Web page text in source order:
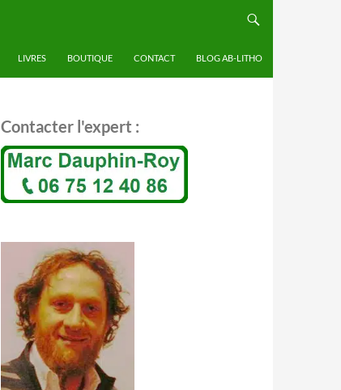
LIVRES BOUTIQUE CONTACT BLOG AB-LITHO
Contacter l'expert :